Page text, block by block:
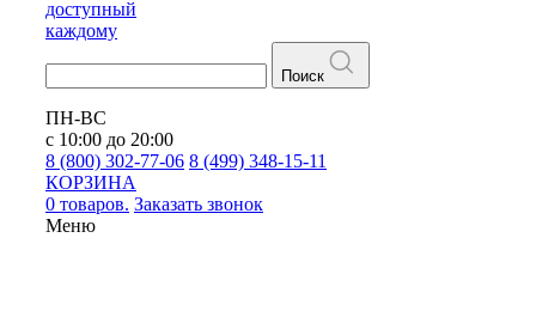
доступный
каждому
Поиск
ПН-ВС
с 10:00 до 20:00
8 (800) 302-77-06 8 (499) 348-15-11
КОРЗИНА
0 товаров. Заказать звонок
Меню